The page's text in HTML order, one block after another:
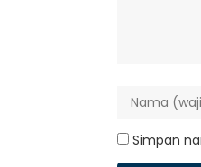
Simpan